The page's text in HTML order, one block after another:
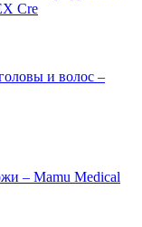
Cre
и волос –
– Mamu Medical